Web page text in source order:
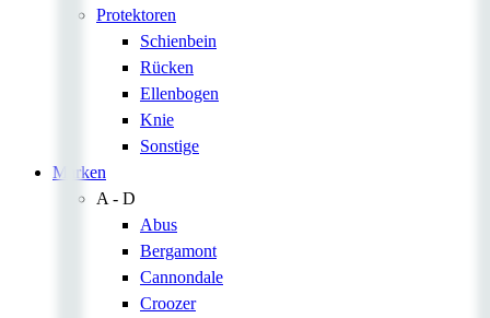
Protektoren
Schienbein
Rücken
Ellenbogen
Knie
Sonstige
Marken
A - D
Abus
Bergamont
Cannondale
Croozer